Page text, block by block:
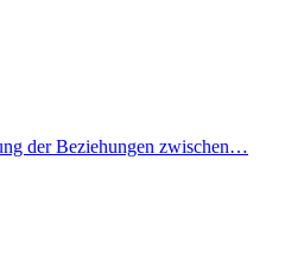
der Beziehungen zwischen…